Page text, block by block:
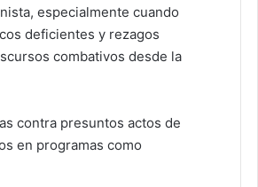
especialmente cuando
deficientes y rezagos
combativos desde la
contra presuntos actos de
en programas como